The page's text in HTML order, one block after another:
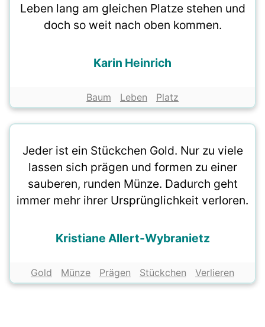
Leben lang am gleichen Platze stehen und
doch so weit nach oben kommen.
Karin Heinrich
Baum Leben Platz
Jeder ist ein Stückchen Gold. Nur zu viele
lassen sich prägen und formen zu einer
sauberen, runden Münze. Dadurch geht
immer mehr ihrer Ursprünglichkeit verloren.
Kristiane Allert-Wybranietz
Gold Münze Prägen Stückchen Verlieren